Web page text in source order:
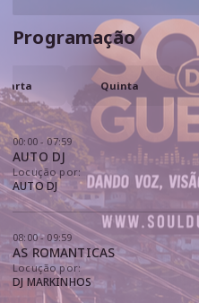
Programação
Quinta
00:00 - 07:59
AUTO DJ
Locução por:
AUTO DJ
08:00 - 09:59
AS ROMANTICAS
Locução por:
DJ MARKINHOS